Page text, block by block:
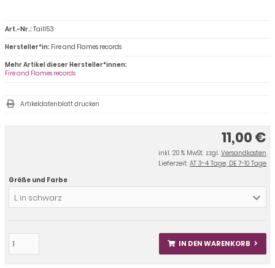
11,00 €
inkl. 20 % MwSt. zzgl. Versandkosten
Lieferzeit: AT 3-4 Tage, DE 7-10 Tage
Größe und Farbe
L in schwarz
IN DEN WARENKORB
Art.-Nr.:Taill53
Hersteller*in: Fire and Flames records
Mehr Artikel dieser Hersteller*innen:
Fire and Flames records
Artikeldatenblatt drucken